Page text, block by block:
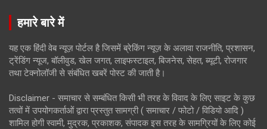
हमारे बारे में
यह एक हिंदी वेब न्यूज़ पोर्टल है जिसमें ब्रेकिंग न्यूज़ के अलावा राजनीति, प्रशासन,
ट्रेंडिंग न्यूज, बॉलीवुड, खेल जगत, लाइफस्टाइल, बिजनेस, सेहत, ब्यूटी, रोजगार
तथा टेक्नोलॉजी से संबंधित खबरें पोस्ट की जाती है।
Disclaimer - समाचार से सम्बंधित किसी भी तरह के विवाद के लिए साइट के कुछ
तत्वों में उपयोगकर्ताओं द्वारा प्रस्तुत सामग्री ( समाचार / फोटो / विडियो आदि )
शामिल होगी स्वामी, मुद्रक, प्रकाशक, संपादक इस तरह के सामग्रियों के लिए कोई